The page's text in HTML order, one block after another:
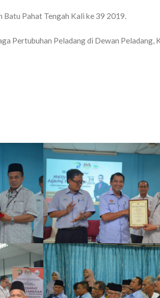
Batu Pahat Tengah Kali ke 39 2019.
Pertubuhan Peladang di Dewan Peladang,